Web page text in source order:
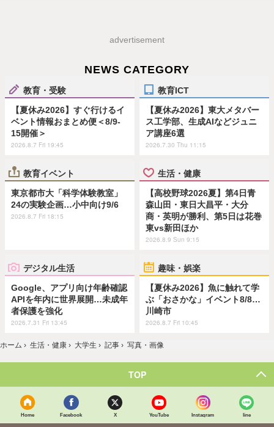
advertisement
NEWS CATEGORY
教育・受験
【夏休み2026】すぐ行けるイ
ベント情報おまとめ便＜8/9-
15開催＞
2026.8.7 Fri 19:45
教育ICT
【夏休み2026】東大メタバー
ス工学部、生成AIなどジュニ
ア講座6選
2026.7.30 Thu 11:15
教育イベント
東京都市大「科学体験教室」
24の実験企画…小中向け9/6
2026.8.7 Fri 18:15
生活・健康
【高校野球2026夏】第4日青
森山田・東日大昌平・大分
商・英明が勝利、第5日は花巻
東vs新田ほか
2026.8.9 Sun 9:15
デジタル生活
Google、アプリ向け年齢確認
APIを年内に世界展開…未成年
者保護を強化
2026.7.31 Fri 13:45
趣味・娯楽
【夏休み2026】魚に触れて学
ぶ「おさかな」イベント8/8…
川崎市
2026.8.7 Fri 10:45
ホーム › 生活・健康 › 大学生 › 記事 › 写真・画像
TOP
Home Facebook X YouTube Instagram line